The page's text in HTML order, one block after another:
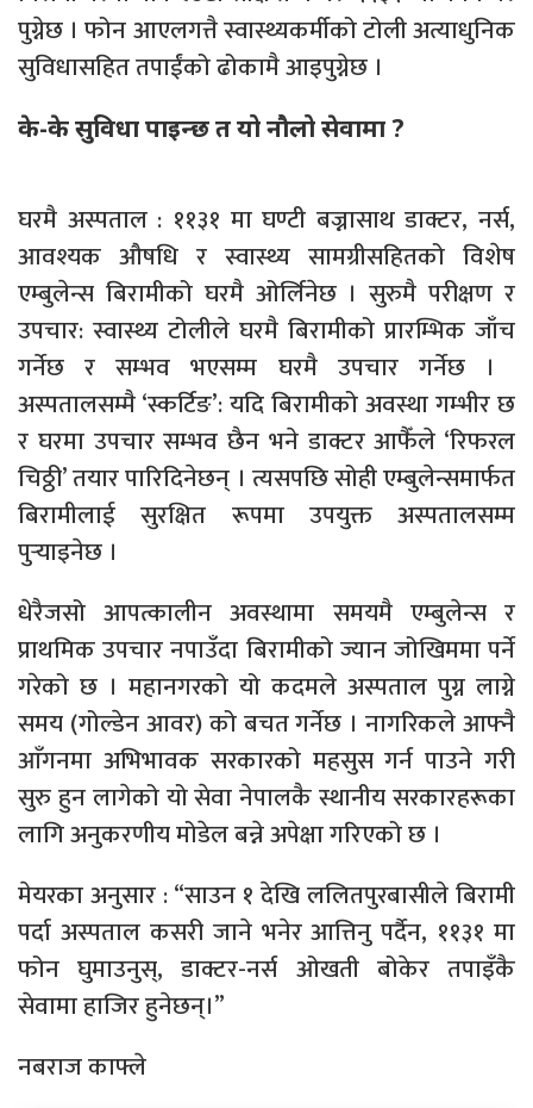
पुग्नेछ । फोन आएलगत्तै स्वास्थ्यकर्मीको टोली अत्याधुनिक
सुविधासहित तपाईंको ढोकामै आइपुग्नेछ ।
के-के सुविधा पाइन्छ त यो नौलो सेवामा?
​घरमै अस्पताल : ११३१ मा घण्टी बज्नासाथ डाक्टर, नर्स,
आवश्यक औषधि र स्वास्थ्य सामग्रीसहितको विशेष
एम्बुलेन्स बिरामीको घरमै ओर्लिनेछ । ​सुरुमै परीक्षण र
उपचार: स्वास्थ्य टोलीले घरमै बिरामीको प्रारम्भिक जाँच
गर्नेछ र सम्भव भएसम्म घरमै उपचार गर्नेछ । ​
अस्पतालसम्मै ‘स्कर्टिङ’: यदि बिरामीको अवस्था गम्भीर छ
र घरमा उपचार सम्भव छैन भने डाक्टर आफैँले ‘रिफरल
चिठ्ठी’ तयार पारिदिनेछन् । त्यसपछि सोही एम्बुलेन्समार्फत
बिरामीलाई सुरक्षित रूपमा उपयुक्त अस्पतालसम्म
पुर्‍याइनेछ ।
​धेरैजसो आपत्कालीन अवस्थामा समयमै एम्बुलेन्स र
प्राथमिक उपचार नपाउँदा बिरामीको ज्यान जोखिममा पर्ने
गरेको छ । महानगरको यो कदमले अस्पताल पुग्न लाग्ने
समय (गोल्डेन आवर) को बचत गर्नेछ । नागरिकले आफ्नै
आँगनमा अभिभावक सरकारको महसुस गर्न पाउने गरी
सुरु हुन लागेको यो सेवा नेपालकै स्थानीय सरकारहरूका
लागि अनुकरणीय मोडेल बन्ने अपेक्षा गरिएको छ ।
​मेयरका अनुसार : “साउन १ देखि ललितपुरबासीले बिरामी
पर्दा अस्पताल कसरी जाने भनेर आत्तिनु पर्दैन, ११३१ मा
फोन घुमाउनुस्, डाक्टर-नर्स ओखती बोकेर तपाइँकै
सेवामा हाजिर हुनेछन्।”
नबराज काफ्ले